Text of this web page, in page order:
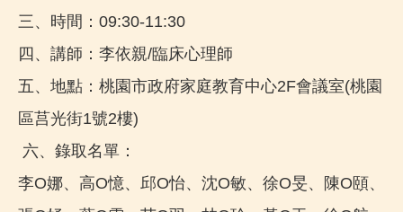
三、時間：09:30-11:30
四、講師：李依親/臨床心理師
五、地點：桃園市政府家庭教育中心2F會議室(桃園
區莒光街1號2樓)
六、錄取名單：
李O娜、高O憶、邱O怡、沈O敏、徐O旻、陳O頤、